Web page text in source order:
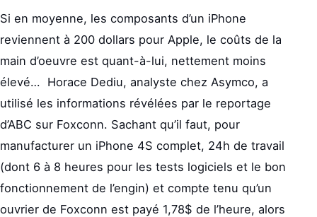
Si en moyenne, les composants d’un iPhone
reviennent à 200 dollars pour Apple, le coûts de la
main d’oeuvre est quant-à-lui, nettement moins
élevé… Horace Dediu, analyste chez Asymco, a
utilisé les informations révélées par le reportage
d’ABC sur Foxconn. Sachant qu’il faut, pour
manufacturer un iPhone 4S complet, 24h de travail
(dont 6 à 8 heures pour les tests logiciels et le bon
fonctionnement de l’engin) et compte tenu qu’un
ouvrier de Foxconn est payé 1,78$ de l’heure, alors